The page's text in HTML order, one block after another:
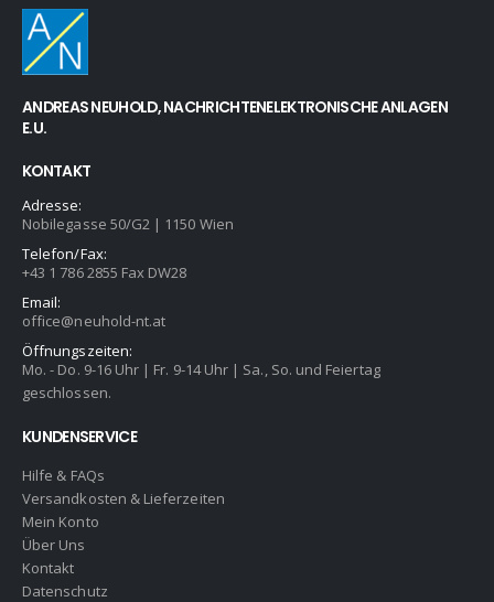
ANDREAS NEUHOLD, NACHRICHTENELEKTRONISCHE ANLAGEN
E.U.
KONTAKT
Adresse:
Nobilegasse 50/G2 | 1150 Wien
Telefon/Fax:
+43 1 786 2855 Fax DW28
Email:
office@neuhold-nt.at
Öffnungszeiten:
Mo. - Do. 9-16 Uhr | Fr. 9-14 Uhr | Sa., So. und Feiertag
geschlossen.
KUNDENSERVICE
Hilfe & FAQs
Versandkosten & Lieferzeiten
Mein Konto
Über Uns
Kontakt
Datenschutz